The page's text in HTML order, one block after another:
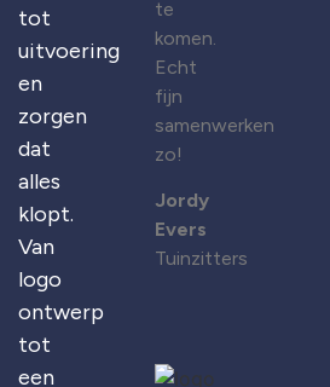
tot
uitvoering
en
zorgen
dat
alles
klopt.
Van
logo
ontwerp
tot
een
te
komen.
Echt
fijn
samenwerken
zo!
Jordy
Evers
Tuinzitters